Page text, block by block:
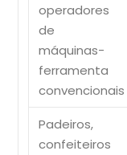
operadores
de
máquinas-
ferramenta
convencionais
Padeiros,
confeiteiros